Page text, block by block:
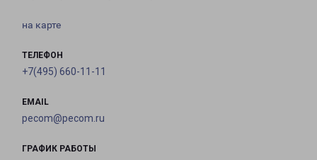
на карте
ТЕЛЕФОН
+7(495) 660-11-11
EMAIL
pecom@pecom.ru
ГРАФИК РАБОТЫ